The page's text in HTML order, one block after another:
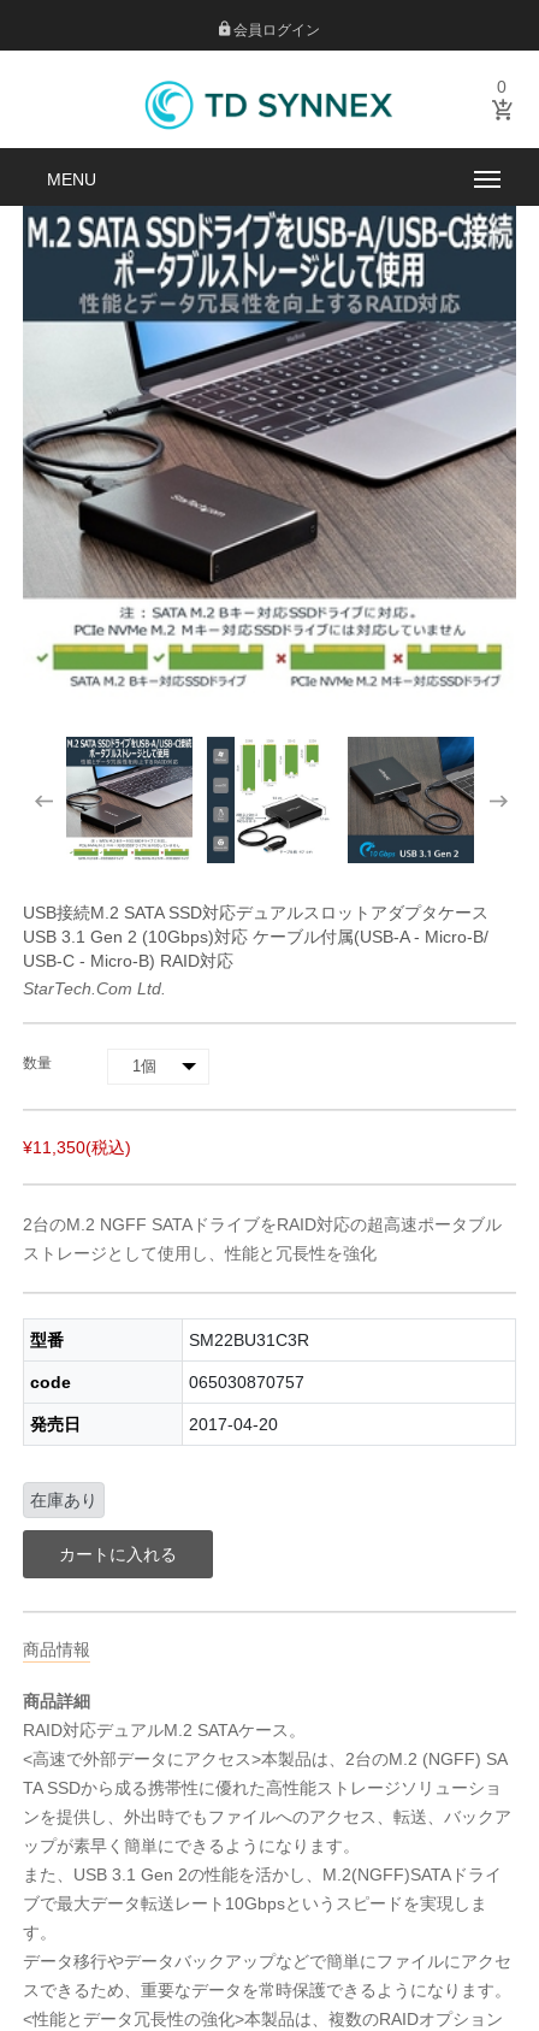
会員ログイン
0
USB接続M.2 SATA SSD対応デュアルスロットアダプタケース
USB 3.1 Gen 2 (10Gbps)対応 ケーブル付属(USB-A - Micro-B/
USB-C - Micro-B) RAID対応
StarTech.com Ltd.
数量
¥11,350(税込)
2台のM.2 NGFF SATAドライブをRAID対応の超高速ポータブル
ストレージとして使用し、性能と冗長性を強化
型番 SM22BU31C3R
code 065030870757
発売日 2017-04-20
在庫あり
カートに入れる
商品情報
商品詳細
RAID対応デュアルM.2 SATAケース。
<高速で外部データにアクセス>本製品は、2台のM.2 (NGFF) SA
TA SSDから成る携帯性に優れた高性能ストレージソリューショ
ンを提供し、外出時でもファイルへのアクセス、転送、バックア
ップが素早く簡単にできるようになります。
また、USB 3.1 Gen 2の性能を活かし、M.2(NGFF)SATAドライ
ブで最大データ転送レート10Gbpsというスピードを実現しま
す。
データ移行やデータバックアップなどで簡単にファイルにアクセ
スできるため、重要なデータを常時保護できるようになります。
<性能とデータ冗長性の強化>本製品は、複数のRAIDオプション